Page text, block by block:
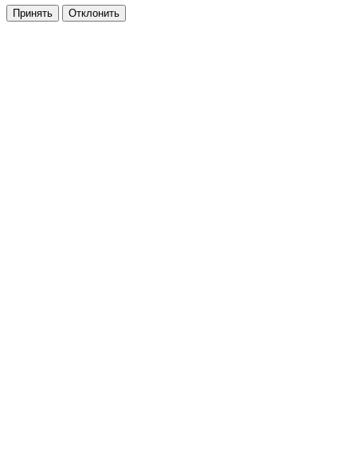
Принять Отклонить